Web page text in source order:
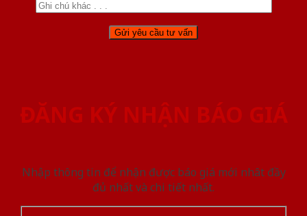
ĐĂNG KÝ NHẬN BÁO GIÁ
Nhập thông tin để nhận được báo giá mới nhât đầy
đủ nhất và chi tiết nhất.